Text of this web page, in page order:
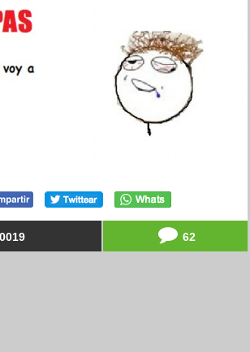
62